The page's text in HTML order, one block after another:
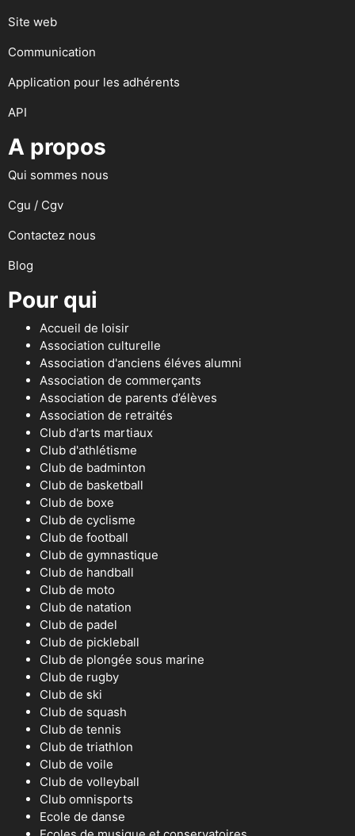
Site web
Communication
Application pour les adhérents
API
A propos
Qui sommes nous
Cgu / Cgv
Contactez nous
Blog
Pour qui
Accueil de loisir
Association culturelle
Association d'anciens éléves alumni
Association de commerçants
Association de parents d’élèves
Association de retraités
Club d'arts martiaux
Club d'athlétisme
Club de badminton
Club de basketball
Club de boxe
Club de cyclisme
Club de football
Club de gymnastique
Club de handball
Club de moto
Club de natation
Club de padel
Club de pickleball
Club de plongée sous marine
Club de rugby
Club de ski
Club de squash
Club de tennis
Club de triathlon
Club de voile
Club de volleyball
Club omnisports
Ecole de danse